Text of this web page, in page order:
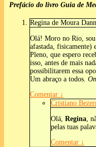
Prefácio do livro Guia de
Regina de Moura Dann
Olá! Moro no Rio,
afastada, fisicamente)
Pleno, que espero
isso, antes de mais
possibilitarem essa
Um abraço a todos.
Comentar ↓
Cristiano
Olá, Regina,
pelas tuas
Comentar ↓